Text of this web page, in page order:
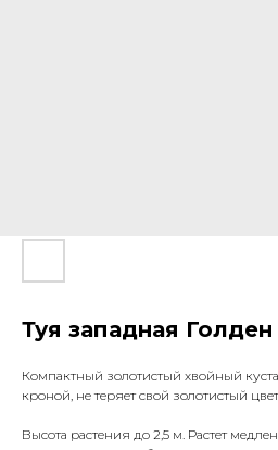
Туя западная Голден
Компактный золотистый хвойный
кроной, не теряет свой золотистый
Высота растения до 2,5 м. Растет